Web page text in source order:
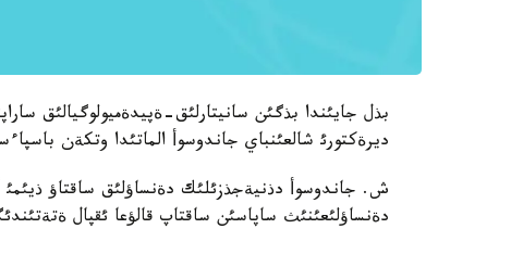
بذل جايئندا بذگئن سانيتارلئق-ةپيدةميولوگيالئق
ديرةكتورئ شالعئنباي جاندوسوأ الماتئدا وتكةن
ش. جاندوسوأ دذنيةجذزئلئك دةنساؤلئق ساقتاؤ ذيئمئ
دةنساؤلئعئنئث ساپاسئن ساقتاپ قالؤعا ئقپال